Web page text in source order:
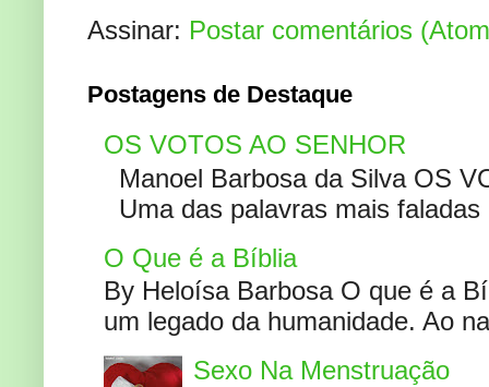
Assinar: Postar comentários
Postagens de Destaque
OS VOTOS AO SENHOR
Manoel Barbosa da Silva OS
Uma das palavras mais
O Que é a Bíblia
By Heloísa Barbosa O que é a
um legado da humanidade. Ao
Sexo Na Menstruação